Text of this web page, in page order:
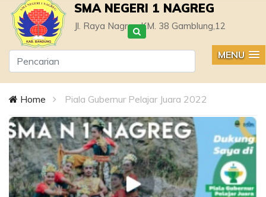
SMA NEGERI 1 NAGREG
Jl. Raya Nagreg KM. 38 Gamblung,12
MENU
Home Piala Gubernur Pelajar Juara 2022